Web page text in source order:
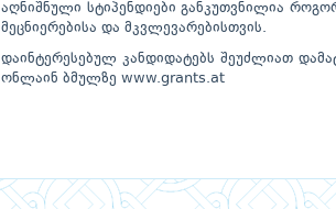
აღნიშნული სტიპენდიები განკუთვნილია
მეცნიერებისა და მკვლევარებისთვის.
დაინტერესებულ კანდიდატებს შეუძლიათ
ონლაინ ბმულზე www.grants.at